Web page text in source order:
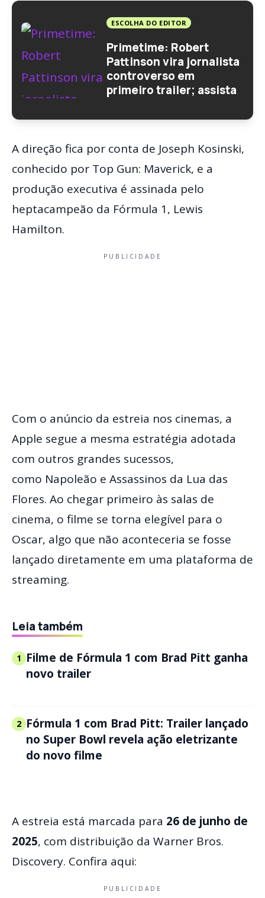
ESCOLHA DO EDITOR
Primetime: Robert
Pattinson vira jornalista
controverso em
primeiro trailer; assista
A direção fica por conta de Joseph Kosinski,
conhecido por Top Gun: Maverick, e a
produção executiva é assinada pelo
heptacampeão da Fórmula 1, Lewis
Hamilton.
PUBLICIDADE
Com o anúncio da estreia nos cinemas, a
Apple segue a mesma estratégia adotada
com outros grandes sucessos,
como Napoleão e Assassinos da Lua das
Flores. Ao chegar primeiro às salas de
cinema, o filme se torna elegível para o
Oscar, algo que não aconteceria se fosse
lançado diretamente em uma plataforma de
streaming.
Leia também
1 Filme de Fórmula 1 com Brad Pitt ganha
novo trailer
2 Fórmula 1 com Brad Pitt: Trailer lançado
no Super Bowl revela ação eletrizante
do novo filme
A estreia está marcada para 26 de junho de
2025, com distribuição da Warner Bros.
Discovery. Confira aqui:
PUBLICIDADE